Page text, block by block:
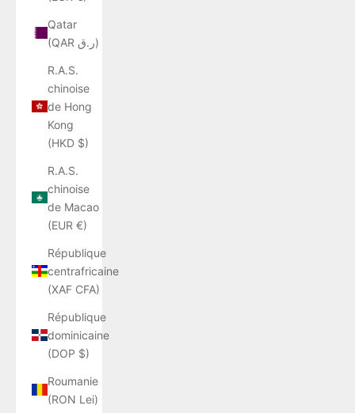
Qatar
(QAR ر.ق)
R.A.S.
chinoise
de Hong
Kong
(HKD $)
R.A.S.
chinoise
de Macao
(EUR €)
République
centrafricaine
(XAF CFA)
République
dominicaine
(DOP $)
Roumanie
(RON Lei)